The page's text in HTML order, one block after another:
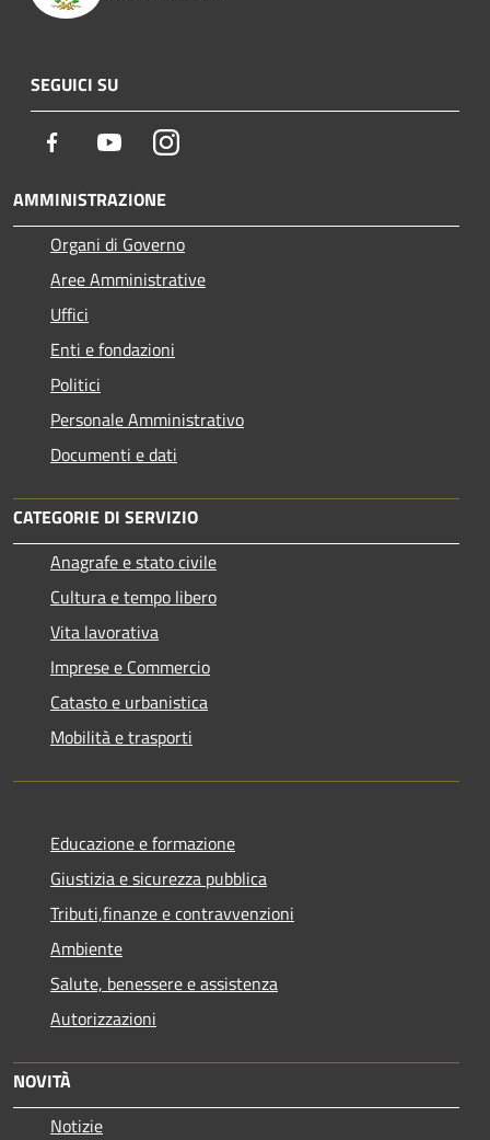
SEGUICI SU
Facebook YoutubeInstagram
AMMINISTRAZIONE
Organi di Governo
Aree Amministrative
Uffici
Enti e fondazioni
Politici
Personale Amministrativo
Documenti e dati
CATEGORIE DI SERVIZIO
Anagrafe e stato civile
Cultura e tempo libero
Vita lavorativa
Imprese e Commercio
Catasto e urbanistica
Mobilità e trasporti
Educazione e formazione
Giustizia e sicurezza pubblica
Tributi,finanze e contravvenzioni
Ambiente
Salute, benessere e assistenza
Autorizzazioni
NOVITÀ
Notizie